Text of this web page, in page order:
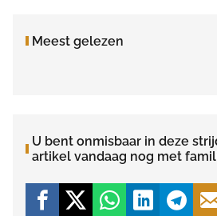
Meest gelezen
U bent onmisbaar in deze
artikel vandaag nog met